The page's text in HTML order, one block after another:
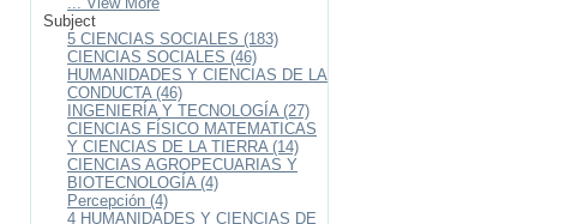
Subject
5 CIENCIAS SOCIALES (183)
CIENCIAS SOCIALES (46)
HUMANIDADES Y CIENCIAS DE LA
CONDUCTA (46)
INGENIERÍA Y TECNOLOGÍA (27)
CIENCIAS FÍSICO MATEMATICAS
Y CIENCIAS DE LA TIERRA (14)
CIENCIAS AGROPECUARIAS Y
BIOTECNOLOGÍA (4)
Percepción (4)
4 HUMANIDADES Y CIENCIAS DE